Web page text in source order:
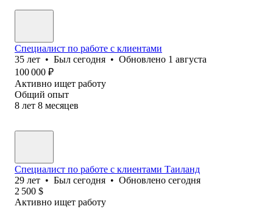
Специалист по работе с клиентами
35 лет • Был сегодня • Обновлено 1 августа
100 000 ₽
Активно ищет работу
Общий опыт
8 лет 8 месяцев
Специалист по работе с клиентами Таиланд
29 лет • Был сегодня • Обновлено сегодня
2 500 $
Активно ищет работу